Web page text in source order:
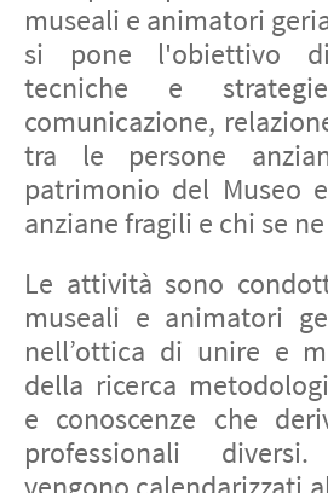
museali e animatori
si pone l'obiettivo di
tecniche e
comunicazione,
tra le persone
patrimonio del Museo
anziane fragili e chi se
Le attività sono
museali e animatori
nell’ottica di unire e
della ricerca
e conoscenze che
professionali